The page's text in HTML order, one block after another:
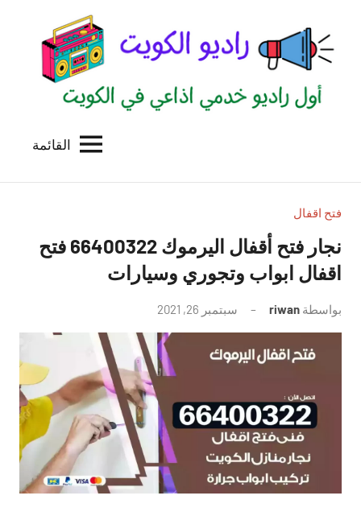
المحتوى
الكويت
للاعلانات
بالكويت
القائمة
فتح اقفال
نجار فتح أقفال اليرموك 66400322 فتح
اقفال ابواب وتجوري وسيارات
بواسطة riwan سبتمبر 26, 2021
توجد
تعليقات